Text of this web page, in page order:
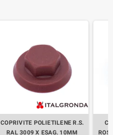
COPRIVITE POLIETILENE R.S.
RAL 3009 X ESAG. 10MM